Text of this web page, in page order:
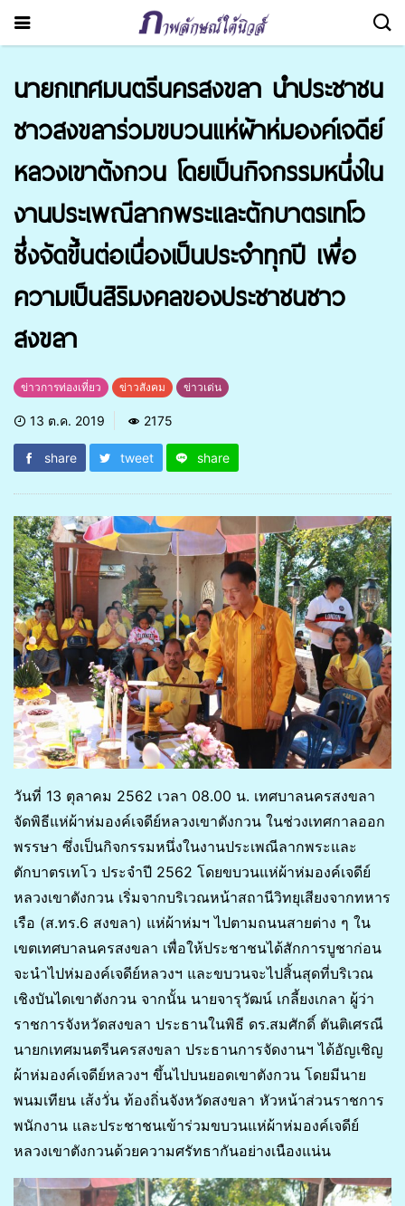
นายกเทศมนตรีนครสงขลา นำประชาชน
ชาวสงขลาร่วมขบวนแห่ผ้าห่มองค์เจดีย์
หลวงเขาตังกวน โดยเป็นกิจกรรมหนึ่งใน
งานประเพณีลากพระและตักบาตรเทโว
ซึ่งจัดขึ้นต่อเนื่องเป็นประจำทุกปี เพื่อ
ความเป็นสิริมงคลของประชาชนชาว
สงขลา
ข่าวการท่องเที่ยว ข่าวสังคม ข่าวเด่น
13 ต.ค. 2019 2175
share tweet share
วันที่ 13 ตุลาคม 2562 เวลา 08.00 น. เทศบาลนครสงขลา
จัดพิธีแห่ผ้าห่มองค์เจดีย์หลวงเขาตังกวน ในช่วงเทศกาลออก
พรรษา ซึ่งเป็นกิจกรรมหนึ่งในงานประเพณีลากพระและ
ตักบาตรเทโว ประจำปี 2562 โดยขบวนแห่ผ้าห่มองค์เจดีย์
หลวงเขาตังกวน เริ่มจากบริเวณหน้าสถานีวิทยุเสียงจากทหาร
เรือ (ส.ทร.6 สงขลา) แห่ผ้าห่มฯ ไปตามถนนสายต่าง ๆ ใน
เขตเทศบาลนครสงขลา เพื่อให้ประชาชนได้สักการบูชาก่อน
จะนำไปห่มองค์เจดีย์หลวงฯ และขบวนจะไปสิ้นสุดที่บริเวณ
เชิงบันไดเขาตังกวน จากนั้น นายจารุวัฒน์ เกลี้ยงเกลา ผู้ว่า
ราชการจังหวัดสงขลา ประธานในพิธี ดร.สมศักดิ์ ตันติเศรณี
นายกเทศมนตรีนครสงขลา ประธานการจัดงานฯ ได้อัญเชิญ
ผ้าห่มองค์เจดีย์หลวงฯ ขึ้นไปบนยอดเขาตังกวน โดยมีนาย
พนมเทียน เส้งวั่น ท้องถิ่นจังหวัดสงขลา หัวหน้าส่วนราชการ
พนักงาน และประชาชนเข้าร่วมขบวนแห่ผ้าห่มองค์เจดีย์
หลวงเขาตังกวนด้วยความศรัทธากันอย่างเนืองแน่น